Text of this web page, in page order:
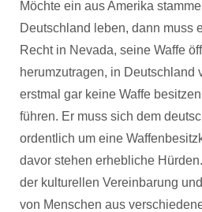
Möchte ein aus Amerika
Deutschland leben, dann muss
Recht in Nevada, seine Waffe
herumzutragen, in Deutschland
erstmal gar keine Waffe
führen. Er muss sich dem
ordentlich um eine
davor stehen erhebliche
der kulturellen Vereinbarung
von Menschen aus